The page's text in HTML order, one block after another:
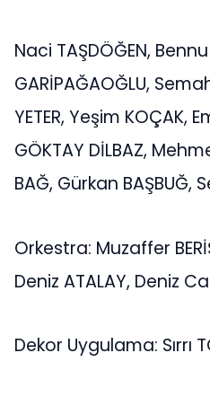
Naci TAŞDÖĞEN,
GARİPAĞAOĞLU,
YETER, Yeşim KOÇAK,
GÖKTAY DİLBAZ,
BAĞ, Gürkan BAŞBUĞ,
Orkestra: Muzaffer
Deniz ATALAY, Deniz
Dekor Uygulama: Sırrı